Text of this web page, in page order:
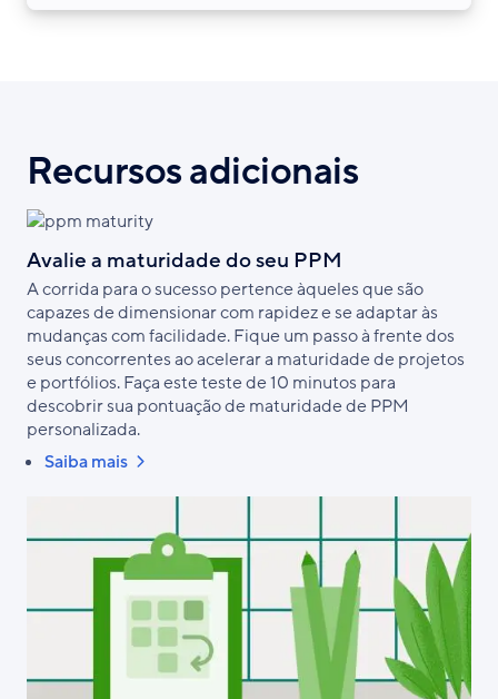
Recursos adicionais
Avalie a maturidade do seu PPM
A corrida para o sucesso pertence àqueles que são
capazes de dimensionar com rapidez e se adaptar às
mudanças com facilidade. Fique um passo à frente dos
seus concorrentes ao acelerar a maturidade de projetos
e portfólios. Faça este teste de 10 minutos para
descobrir sua pontuação de maturidade de PPM
personalizada.
Saiba mais